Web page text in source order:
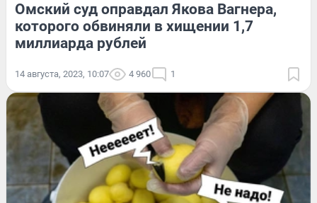
Омский суд оправдал Якова Вагнера,
которого обвиняли в хищении 1,7
миллиарда рублей
14 августа, 2023, 10:07 4 960 1